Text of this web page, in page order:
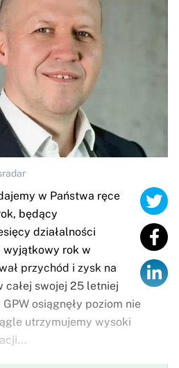
w Państwa ręce
będący
działalności
wyjątkowy rok w
przychód i zysk na
całej swojej 25 letniej
osiągnęły poziom nie
utrzymujemy wysoki